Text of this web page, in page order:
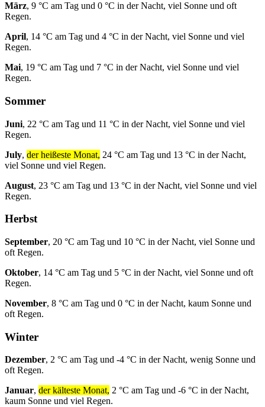
März, 9 °C am Tag und 0 °C in der Nacht, viel Sonne und oft
Regen.
April, 14 °C am Tag und 4 °C in der Nacht, viel Sonne und viel
Regen.
Mai, 19 °C am Tag und 7 °C in der Nacht, viel Sonne und viel
Regen.
Sommer
Juni, 22 °C am Tag und 11 °C in der Nacht, viel Sonne und viel
Regen.
July, der heißeste Monat, 24 °C am Tag und 13 °C in der Nacht,
viel Sonne und viel Regen.
August, 23 °C am Tag und 13 °C in der Nacht, viel Sonne und viel
Regen.
Herbst
September, 20 °C am Tag und 10 °C in der Nacht, viel Sonne und
oft Regen.
Oktober, 14 °C am Tag und 5 °C in der Nacht, viel Sonne und oft
Regen.
November, 8 °C am Tag und 0 °C in der Nacht, kaum Sonne und
oft Regen.
Winter
Dezember, 2 °C am Tag und -4 °C in der Nacht, wenig Sonne und
oft Regen.
Januar, der kälteste Monat, 2 °C am Tag und -6 °C in der Nacht,
kaum Sonne und viel Regen.